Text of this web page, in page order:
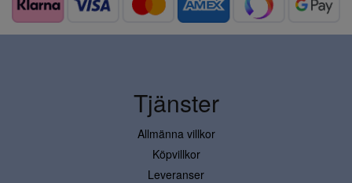
Tjänster
Allmänna villkor
Köpvillkor
Leveranser